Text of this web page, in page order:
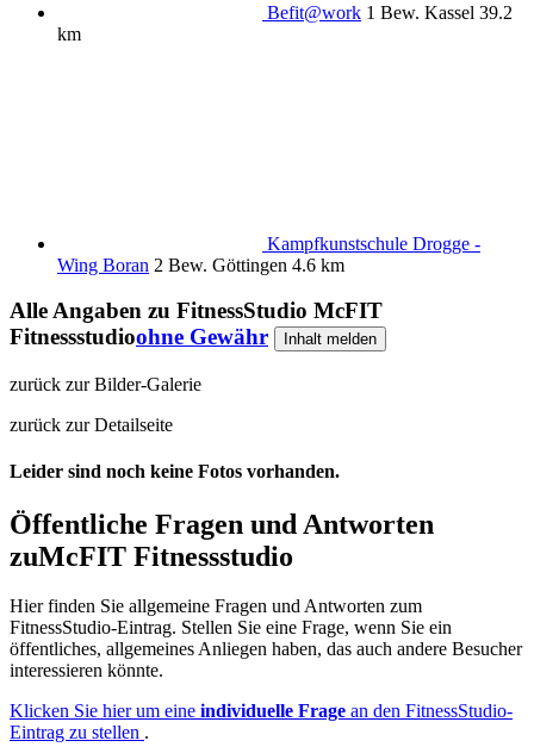
Befit@work 1 Bew. Kassel 39.2
km
Kampfkunstschule Drogge -
Wing Boran 2 Bew. Göttingen 4.6 km
Alle Angaben zu FitnessStudio McFIT
Fitnessstudioohne Gewähr Inhalt melden
zurück zur Bilder-Galerie
zurück zur Detailseite
Leider sind noch keine Fotos vorhanden.
Öffentliche Fragen und Antworten
zuMcFIT Fitnessstudio
Hier finden Sie allgemeine Fragen und Antworten zum
FitnessStudio-Eintrag. Stellen Sie eine Frage, wenn Sie ein
öffentliches, allgemeines Anliegen haben, das auch andere Besucher
interessieren könnte.
Klicken Sie hier um eine individuelle Frage an den FitnessStudio-
Eintrag zu stellen .